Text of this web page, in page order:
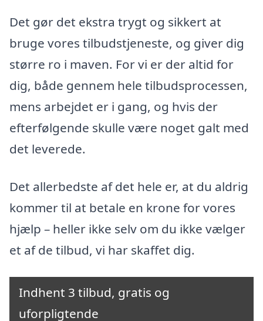
Det gør det ekstra trygt og sikkert at
bruge vores tilbudstjeneste, og giver dig
større ro i maven. For vi er der altid for
dig, både gennem hele tilbudsprocessen,
mens arbejdet er i gang, og hvis der
efterfølgende skulle være noget galt med
det leverede.
Det allerbedste af det hele er, at du aldrig
kommer til at betale en krone for vores
hjælp – heller ikke selv om du ikke vælger
et af de tilbud, vi har skaffet dig.
Indhent 3 tilbud, gratis og
uforpligtende